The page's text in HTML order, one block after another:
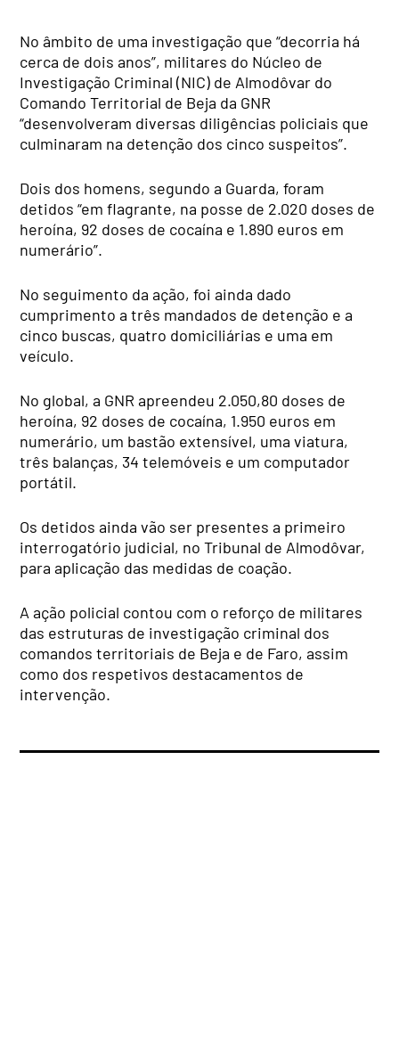
No âmbito de uma investigação que “decorria há
cerca de dois anos”, militares do Núcleo de
Investigação Criminal (NIC) de Almodôvar do
Comando Territorial de Beja da GNR
“desenvolveram diversas diligências policiais que
culminaram na detenção dos cinco suspeitos”.
Dois dos homens, segundo a Guarda, foram
detidos “em flagrante, na posse de 2.020 doses de
heroína, 92 doses de cocaína e 1.890 euros em
numerário”.
No seguimento da ação, foi ainda dado
cumprimento a três mandados de detenção e a
cinco buscas, quatro domiciliárias e uma em
veículo.
No global, a GNR apreendeu 2.050,80 doses de
heroína, 92 doses de cocaína, 1.950 euros em
numerário, um bastão extensível, uma viatura,
três balanças, 34 telemóveis e um computador
portátil.
Os detidos ainda vão ser presentes a primeiro
interrogatório judicial, no Tribunal de Almodôvar,
para aplicação das medidas de coação.
A ação policial contou com o reforço de militares
das estruturas de investigação criminal dos
comandos territoriais de Beja e de Faro, assim
como dos respetivos destacamentos de
intervenção.